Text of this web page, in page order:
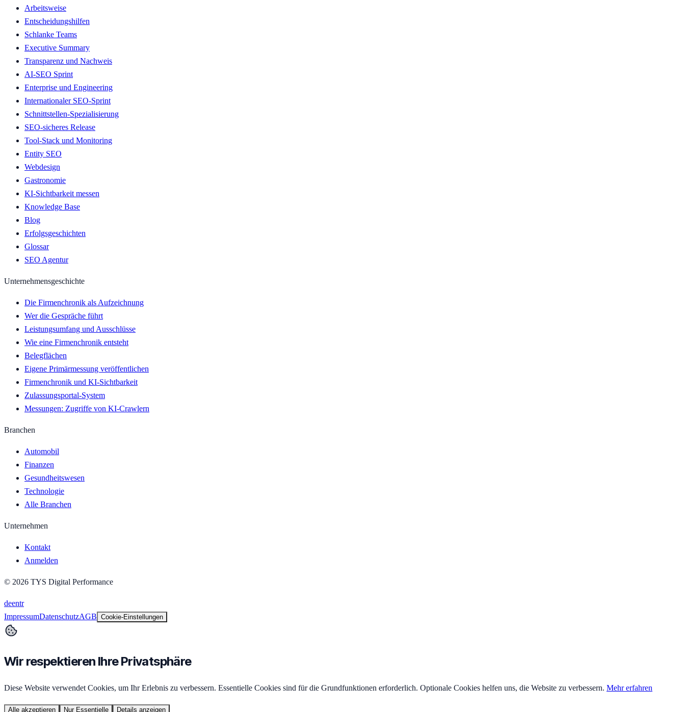
Arbeitsweise
Entscheidungshilfen
Schlanke Teams
Executive Summary
Transparenz und Nachweis
AI-SEO Sprint
Enterprise und Engineering
Internationaler SEO-Sprint
Schnittstellen-Spezialisierung
SEO-sicheres Release
Tool-Stack und Monitoring
Entity SEO
Webdesign
Gastronomie
KI-Sichtbarkeit messen
Knowledge Base
Blog
Erfolgsgeschichten
Glossar
SEO Agentur
Unternehmensgeschichte
Die Firmenchronik als Aufzeichnung
Wer die Gespräche führt
Leistungsumfang und Ausschlüsse
Wie eine Firmenchronik entsteht
Belegflächen
Eigene Primärmessung veröffentlichen
Firmenchronik und KI-Sichtbarkeit
Zulassungsportal-System
Messungen: Zugriffe von KI-Crawlern
Branchen
Automobil
Finanzen
Gesundheitswesen
Technologie
Alle Branchen
Unternehmen
Kontakt
Anmelden
© 2026 TYS Digital Performance
deentr
ImpressumDatenschutzAGB Cookie-Einstellungen
Wir respektieren Ihre Privatsphäre
Diese Website verwendet Cookies, um Ihr Erlebnis zu verbessern. Essentielle Cookies sind für die Grundfunktionen erforderlich. Optionale Cookies helfen uns, die Website zu verbessern. Mehr erfahren
Alle akzeptieren Nur Essentielle Details anzeigen